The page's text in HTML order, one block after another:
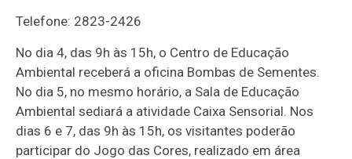
Telefone: 2823-2426
No dia 4, das 9h às 15h, o Centro de Educação
Ambiental receberá a oficina Bombas de Sementes.
No dia 5, no mesmo horário, a Sala de Educação
Ambiental sediará a atividade Caixa Sensorial. Nos
dias 6 e 7, das 9h às 15h, os visitantes poderão
participar do Jogo das Cores, realizado em área